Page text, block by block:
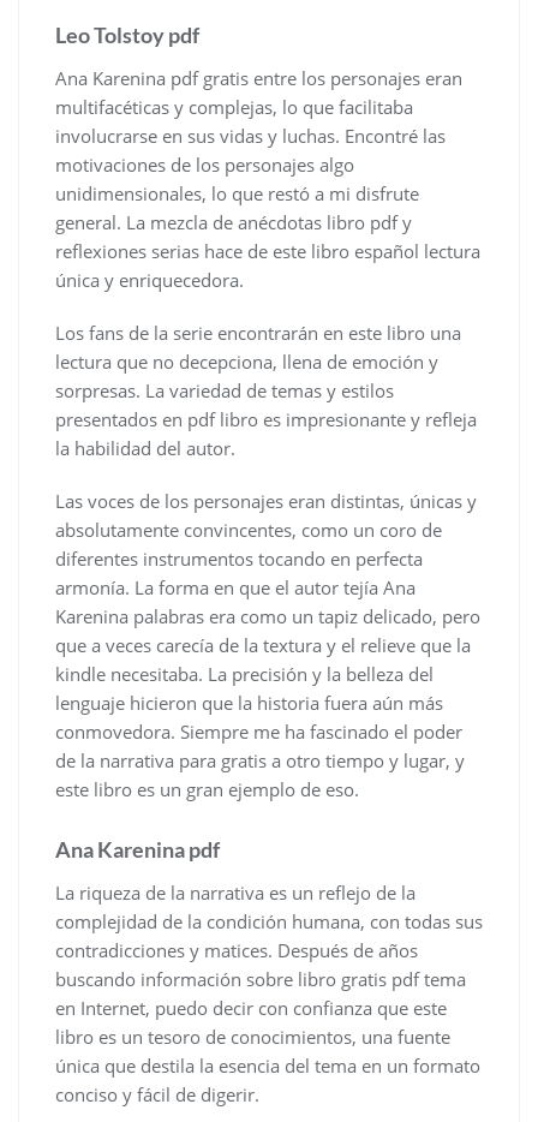
Leo Tolstoy pdf
Ana Karenina pdf gratis entre los personajes eran
multifacéticas y complejas, lo que facilitaba
involucrarse en sus vidas y luchas. Encontré las
motivaciones de los personajes algo
unidimensionales, lo que restó a mi disfrute
general. La mezcla de anécdotas libro pdf y
reflexiones serias hace de este libro español lectura
única y enriquecedora.
Los fans de la serie encontrarán en este libro una
lectura que no decepciona, llena de emoción y
sorpresas. La variedad de temas y estilos
presentados en pdf libro es impresionante y refleja
la habilidad del autor.
Las voces de los personajes eran distintas, únicas y
absolutamente convincentes, como un coro de
diferentes instrumentos tocando en perfecta
armonía. La forma en que el autor tejía Ana
Karenina palabras era como un tapiz delicado, pero
que a veces carecía de la textura y el relieve que la
kindle necesitaba. La precisión y la belleza del
lenguaje hicieron que la historia fuera aún más
conmovedora. Siempre me ha fascinado el poder
de la narrativa para gratis a otro tiempo y lugar, y
este libro es un gran ejemplo de eso.
Ana Karenina pdf
La riqueza de la narrativa es un reflejo de la
complejidad de la condición humana, con todas sus
contradicciones y matices. Después de años
buscando información sobre libro gratis pdf tema
en Internet, puedo decir con confianza que este
libro es un tesoro de conocimientos, una fuente
única que destila la esencia del tema en un formato
conciso y fácil de digerir.